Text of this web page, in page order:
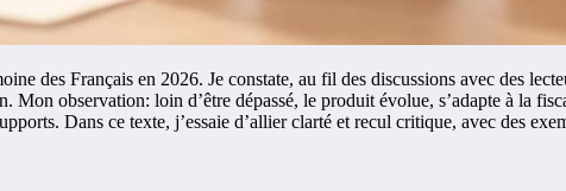
des Français en 2026. Je constate, au fil des discussions avec des
observation: loin d’être dépassé, le produit évolue, s’adapte à la
Dans ce texte, j’essaie d’allier clarté et recul critique, avec des